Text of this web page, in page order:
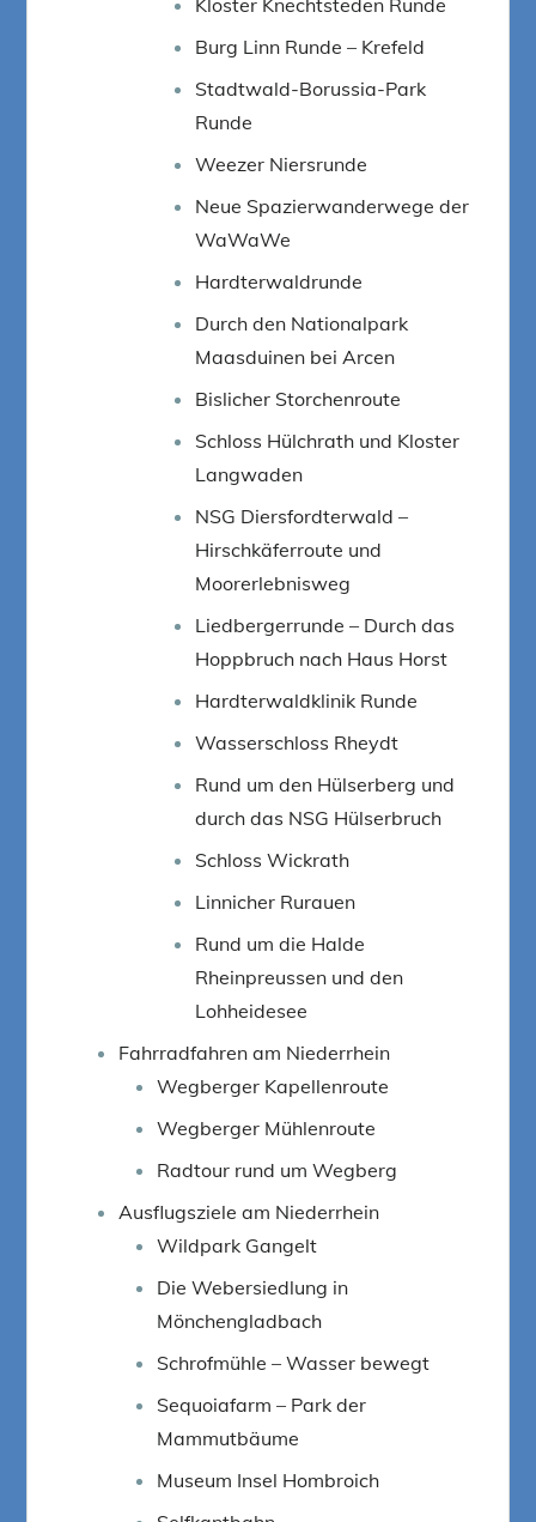
Burg Linn Runde – Krefeld
Stadtwald-Borussia-Park
Runde
Weezer Niersrunde
Neue Spazierwanderwege der
WaWaWe
Hardterwaldrunde
Durch den Nationalpark
Maasduinen bei Arcen
Bislicher Storchenroute
Schloss Hülchrath und Kloster
Langwaden
NSG Diersfordterwald –
Hirschkäferroute und
Moorerlebnisweg
Liedbergerrunde – Durch das
Hoppbruch nach Haus Horst
Hardterwaldklinik Runde
Wasserschloss Rheydt
Rund um den Hülserberg und
durch das NSG Hülserbruch
Schloss Wickrath
Linnicher Rurauen
Rund um die Halde
Rheinpreussen und den
Lohheidesee
Fahrradfahren am Niederrhein
Wegberger Kapellenroute
Wegberger Mühlenroute
Radtour rund um Wegberg
Ausflugsziele am Niederrhein
Wildpark Gangelt
Die Webersiedlung in
Mönchengladbach
Schrofmühle – Wasser bewegt
Sequoiafarm – Park der
Mammutbäume
Museum Insel Hombroich